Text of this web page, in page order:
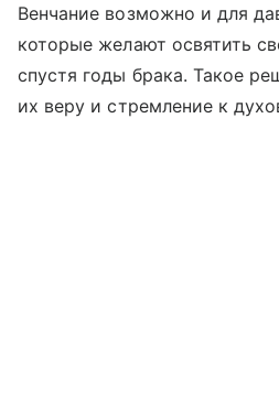
Венчание возможно и для
которые желают освятить
спустя годы брака. Такое
их веру и стремление к